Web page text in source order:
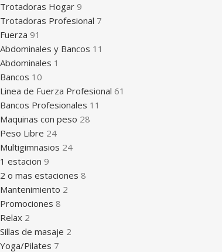
Trotadoras Hogar 9
Trotadoras Profesional 7
Fuerza 91
Abdominales y Bancos 11
Abdominales 1
Bancos 10
Linea de Fuerza Profesional 61
Bancos Profesionales 11
Maquinas con peso 28
Peso Libre 24
Multigimnasios 24
1 estacion 9
2 o mas estaciones 8
Mantenimiento 2
Promociones 8
Relax 2
Sillas de masaje 2
Yoga/Pilates 7